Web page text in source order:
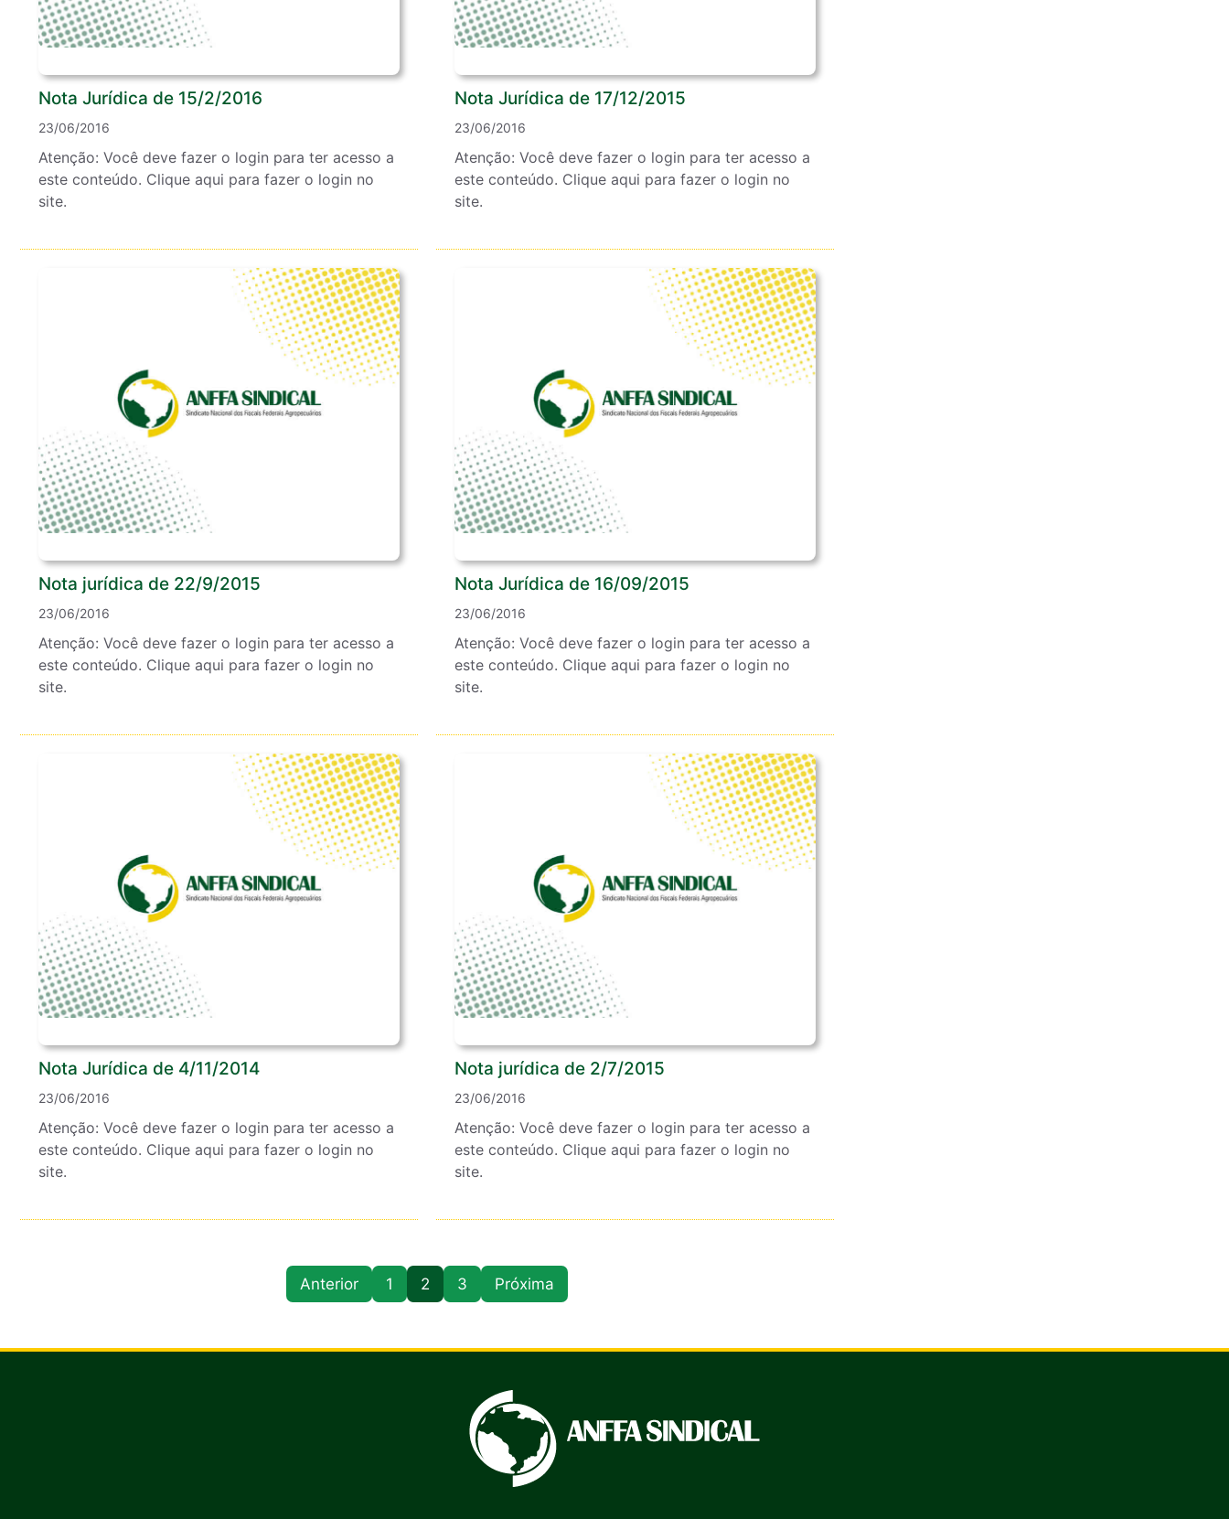
Nota Jurídica de 15/2/2016
23/06/2016
Atenção: Você deve fazer o login para ter acesso a
este conteúdo. Clique aqui para fazer o login no
site.
Nota Jurídica de 17/12/2015
23/06/2016
Atenção: Você deve fazer o login para ter acesso a
este conteúdo. Clique aqui para fazer o login no
site.
Nota jurídica de 22/9/2015
23/06/2016
Atenção: Você deve fazer o login para ter acesso a
este conteúdo. Clique aqui para fazer o login no
site.
Nota Jurídica de 16/09/2015
23/06/2016
Atenção: Você deve fazer o login para ter acesso a
este conteúdo. Clique aqui para fazer o login no
site.
Nota Jurídica de 4/11/2014
23/06/2016
Atenção: Você deve fazer o login para ter acesso a
este conteúdo. Clique aqui para fazer o login no
site.
Nota jurídica de 2/7/2015
23/06/2016
Atenção: Você deve fazer o login para ter acesso a
este conteúdo. Clique aqui para fazer o login no
site.
Anterior 1 2 3 Próxima